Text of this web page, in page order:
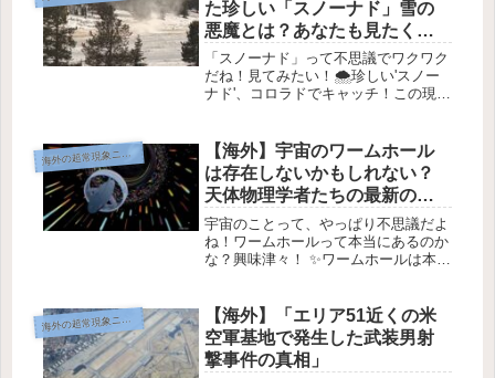
た珍しい「スノーナド」雪の
悪魔とは？あなたも見たくな
る自然の不思議！
「スノーナド」って不思議でワクワク
だね！見てみたい！🌨️珍しい'スノー
ナド'、コロラドでキャッチ！この現象
住民たちは、森の近くで見ることがで
きる...
海
外の超常現象ニュース
【海外】宇宙のワームホール
は存在しないかもしれない？
天体物理学者たちの最新の主
張とは
宇宙のことって、やっぱり不思議だよ
ね！ワームホールって本当にあるのか
な？興味津々！ ✨ワームホールは本当
る？ 画像提供: NASA ワームホールは
SF作品の定番だけど、実際に...
海
外の超常現象ニュース
【海外】「エリア51近くの米
空軍基地で発生した武装男射
撃事件の真相」